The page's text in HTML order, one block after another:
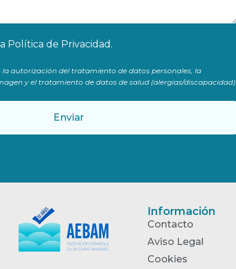
Política de Privacidad .
autorización del tratamiento de datos personales, la
y el tratamiento de datos de salud (alergias/discapacidad).
Enviar
Información
Contacto
Aviso Legal
Cookies